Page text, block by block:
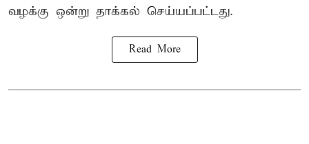
வழக்கு ஒன்று தாக்கல் செய்யப்பட்டது.
Read More